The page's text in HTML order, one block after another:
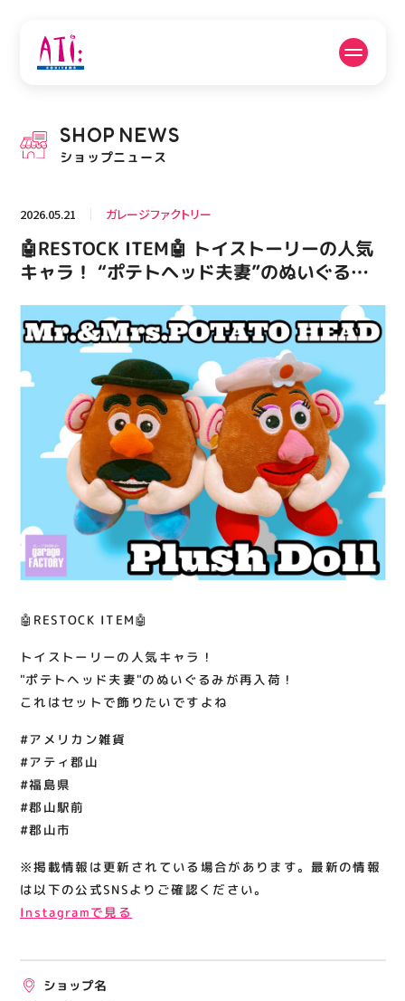
PICK UP NEWS
ピックアップニュース
フロアガイド 営業時間
ACCESS
アクセス・駐車場
RECRUIT
スタッフ募集
関連情報
お知らせ
お問い合わせ
プライバシーポリシー
サイトポリシー
運営会社
出店をご検討の方へ
テナント出店募集
催事出店募集
SHOP NEWS
ショップニュース
2026.05.21 ガレージファクトリー
🤖RESTOCK ITEM🤖 トイストーリーの人気
キャラ！ “ポテトヘッド夫妻”のぬいぐるみ
ね #アメリカン雑貨 #アティ郡山 #福島県 #
郡山駅前 #郡山市
🤖RESTOCK ITEM🤖
トイストーリーの人気キャラ！
"ポテトヘッド夫妻"のぬいぐるみが再入荷！
これはセットで飾りたいですよね
#アメリカン雑貨
#アティ郡山
#福島県
#郡山駅前
#郡山市
※掲載情報は更新されている場合があります。最新の情報
は以下の公式SNSよりご確認ください。
Instagramで見る
ショップ名